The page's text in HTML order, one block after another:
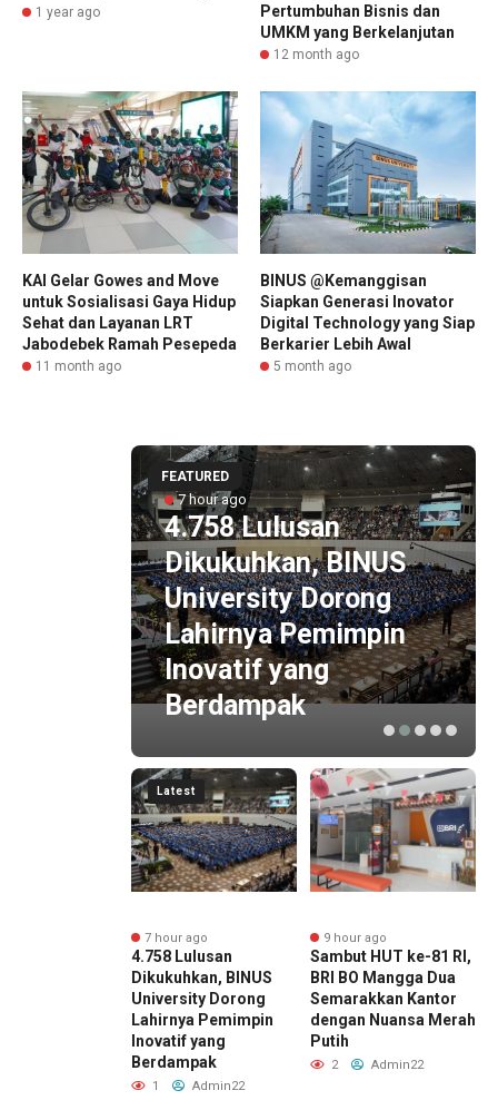
1 year ago
Pertumbuhan Bisnis dan
UMKM yang Berkelanjutan
12 month ago
KAI Gelar Gowes and Move
untuk Sosialisasi Gaya Hidup
Sehat dan Layanan LRT
Jabodebek Ramah Pesepeda
11 month ago
BINUS @Kemanggisan
Siapkan Generasi Inovator
Digital Technology yang Siap
Berkarier Lebih Awal
5 month ago
FEATURED
7 hour ago
4.758 Lulusan
Dikukuhkan, BINUS
University Dorong
Lahirnya Pemimpin
Inovatif yang
Berdampak
Latest
7 hour ago
4.758 Lulusan
Dikukuhkan, BINUS
University Dorong
Lahirnya Pemimpin
Inovatif yang
Berdampak
1 Admin22
9 hour ago
Sambut HUT ke-81 RI,
BRI BO Mangga Dua
Semarakkan Kantor
dengan Nuansa Merah
Putih
2 Admin22